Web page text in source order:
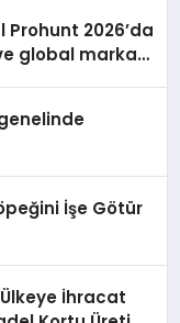
2026’da
global marka
İşe Götür
İhracat